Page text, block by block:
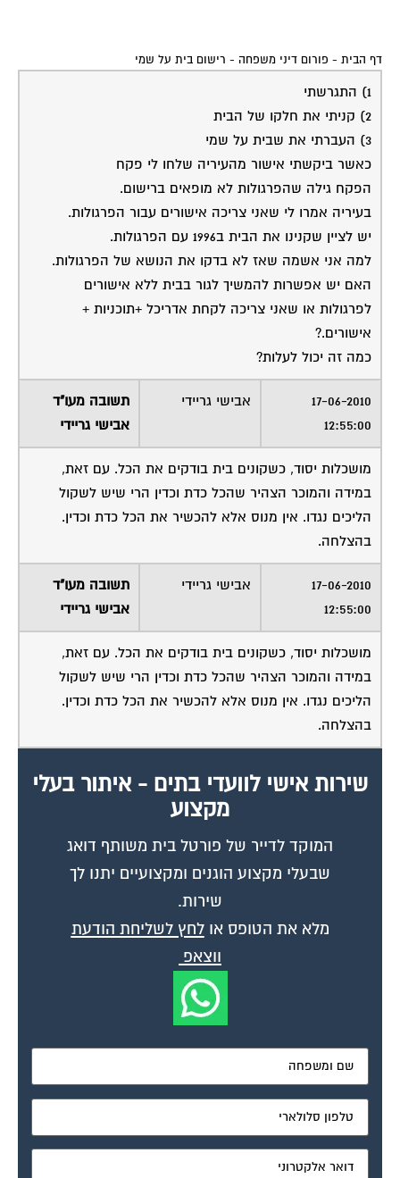
דף הבית - פורום דיני משפחה - רישום בית על שמי
1) התגרשתי
2) קניתי את חלקו של הבית
3) העברתי את שבית על שמי
כאשר ביקשתי אישור מהעיריה שלחו לי פקח
הפקח גילה שהפרגולות לא מופאים ברישום.
בעיריה אמרו לי שאני צריכה אישורים עבור הפרגולות.
יש לציין שקנינו את הבית ב1996 עם הפרגולות.
למה אני אשמה שאז לא בדקו את הנושא של הפרגולות.
האם יש אפשרות להמשיך לגור בבית ללא אישורים
לפרגולות או שאני צריכה לקחת אדריכל +תוכניות +
אישורים.?
כמה זה יכול לעלות?
17-06-2010
12:55:00
אבישי גריידי
תשובה מעו"ד
אבישי גריידי
מושכלות יסוד, כשקונים בית בודקים את הכל. עם זאת,
במידה והמוכר הצהיר שהכל כדת וכדין הרי שיש לשקול
הליכים נגדו. אין מנוס אלא להכשיר את הכל כדת וכדין.
בהצלחה.
17-06-2010
12:55:00
אבישי גריידי
תשובה מעו"ד
אבישי גריידי
מושכלות יסוד, כשקונים בית בודקים את הכל. עם זאת,
במידה והמוכר הצהיר שהכל כדת וכדין הרי שיש לשקול
הליכים נגדו. אין מנוס אלא להכשיר את הכל כדת וכדין.
בהצלחה.
שירות אישי לוועדי בתים - איתור בעלי
מקצוע
המוקד לדייר של פורטל בית משותף דואג
שבעלי מקצוע הוגנים ומקצועיים יתנו לך
שירות.
מלא את הטופס אולחץ לשליחת הודעת
ווצאפ